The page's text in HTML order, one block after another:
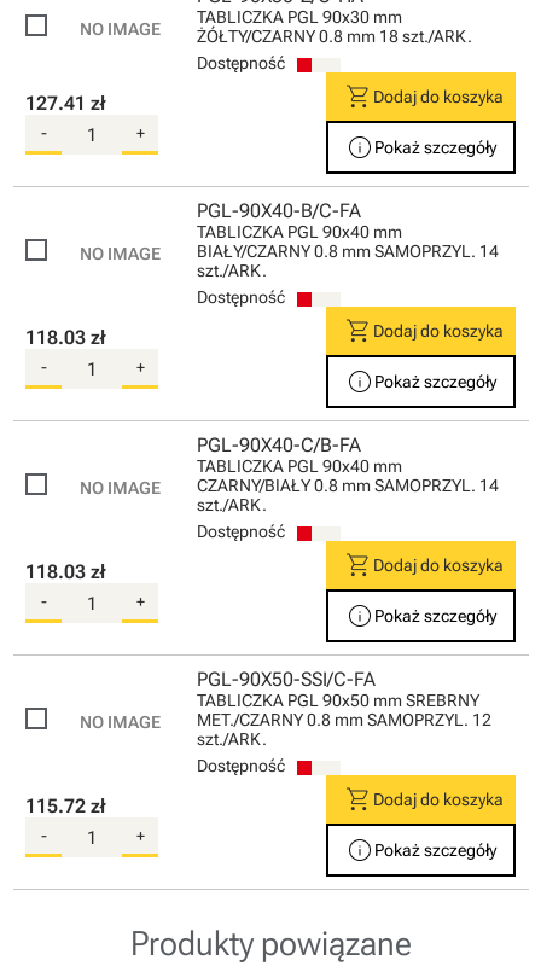
TABLICZKA PGL 90x30 mm
ŻÓŁTY/CZARNY 0.8 mm 18 szt./ARK.
Dostępność
127.41 zł
- +
shopping_cart Dodaj do koszyka
info Pokaż szczegóły
PGL-90X40-B/C-FA
TABLICZKA PGL 90x40 mm
BIAŁY/CZARNY 0.8 mm SAMOPRZYL. 14
szt./ARK.
Dostępność
118.03 zł
- +
shopping_cart Dodaj do koszyka
info Pokaż szczegóły
PGL-90X40-C/B-FA
TABLICZKA PGL 90x40 mm
CZARNY/BIAŁY 0.8 mm SAMOPRZYL. 14
szt./ARK.
Dostępność
118.03 zł
- +
shopping_cart Dodaj do koszyka
info Pokaż szczegóły
PGL-90X50-SSI/C-FA
TABLICZKA PGL 90x50 mm SREBRNY
MET./CZARNY 0.8 mm SAMOPRZYL. 12
szt./ARK.
Dostępność
115.72 zł
- +
shopping_cart Dodaj do koszyka
info Pokaż szczegóły
Produkty powiązane